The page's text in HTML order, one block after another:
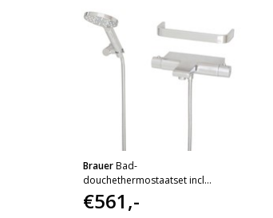
Brauer Bad-
douchethermostaatset incl
handdoucheset + rek
€561,-